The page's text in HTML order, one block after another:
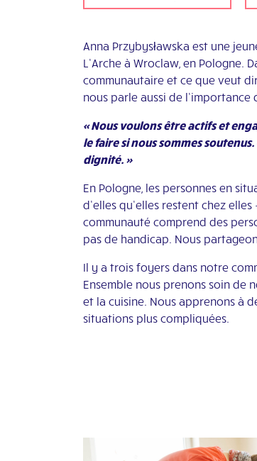
Anna Przybysławska est une
L’Arche à Wroclaw, en Pologne.
communautaire et ce que veut
nous parle aussi de
« Nous voulons être actifs et
le faire si nous sommes
dignité. »
En Pologne, les personnes en
d’elles qu’elles restent chez
communauté comprend des
pas de handicap. Nous
Il y a trois foyers dans notre
Ensemble nous prenons soin de
et la cuisine. Nous apprenons à
situations plus compliquées.